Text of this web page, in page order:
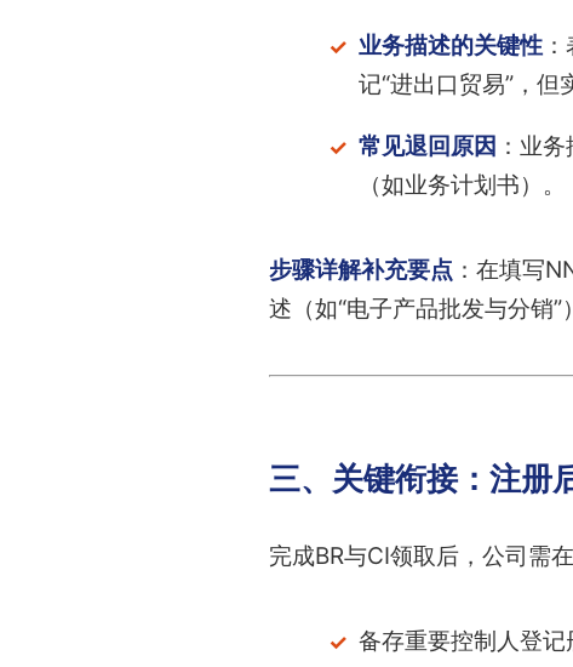
业务描述的关键性：
记“进出口贸易”，但
常见退回原因 ：业
（如业务计划书）。
步骤详解补充要点 ：在填写
述（如“电子产品批发与分销”
三、关键衔接：注册
完成BR与CI领取后，公司需
备存重要控制人登记